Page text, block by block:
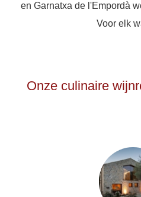
en Garnatxa de l'Empordà
Voor elk
Onze culinaire